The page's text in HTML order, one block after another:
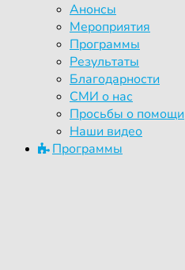
Анонсы
Мероприятия
Программы
Результаты
Благодарности
СМИ о нас
Просьбы о помощи
Наши видео
Программы